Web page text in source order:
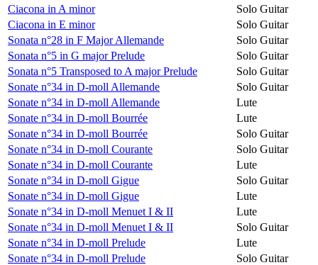
Ciacona in A minor
Solo Guitar
Ciacona in E minor
Solo Guitar
Sonata n°28 in F Major Allemande
Solo Guitar
Sonata n°5 in G major Prelude
Solo Guitar
Sonata n°5 Transposed to A major Prelude
Solo Guitar
Sonate n°34 in D-moll Allemande
Solo Guitar
Sonate n°34 in D-moll Allemande
Lute
Sonate n°34 in D-moll Bourrée
Lute
Sonate n°34 in D-moll Bourrée
Solo Guitar
Sonate n°34 in D-moll Courante
Solo Guitar
Sonate n°34 in D-moll Courante
Lute
Sonate n°34 in D-moll Gigue
Solo Guitar
Sonate n°34 in D-moll Gigue
Lute
Sonate n°34 in D-moll Menuet I & II
Lute
Sonate n°34 in D-moll Menuet I & II
Solo Guitar
Sonate n°34 in D-moll Prelude
Lute
Sonate n°34 in D-moll Prelude
Solo Guitar